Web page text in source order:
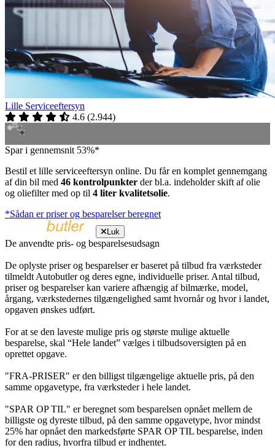
Lille Serviceeftersyn
4.6 (2.944)
Spar i gennemsnit 53%*
Bestil et lille serviceeftersyn online. Du får en komplet gennemgang
af din bil med 46 kontrolpunkter der bl.a. indeholder skift af olie
og oliefilter med op til 4 liter kvalitetsolie.
*Sådan er priser og besparelser beregnet
Luk
De anvendte pris- og besparelsesudsagn
De oplyste priser og besparelser er baseret på tilbud fra værksteder
tilmeldt Autobutler og deres egne, individuelle priser. Antal tilbud,
priser og besparelser kan variere afhængig af bilmærke, model,
årgang, værkstedernes tilgængelighed samt hvornår og hvor i landet,
opgaven ønskes udført.
For at se den laveste mulige pris og største mulige aktuelle
besparelse, skal “Hele landet” vælges i tilbudsoversigten på en
oprettet opgave.
"FRA-PRISER" er den billigst tilgængelige aktuelle pris, på den
samme opgavetype, fra værksteder i hele landet.
"SPAR OP TIL" er beregnet som besparelsen opnået mellem de
billigste og dyreste tilbud, på den samme opgavetype, hvor mindst
25% har opnået den markedsførte SPAR OP TIL besparelse, inden
for den radius, hvorfra tilbud er indhentet.